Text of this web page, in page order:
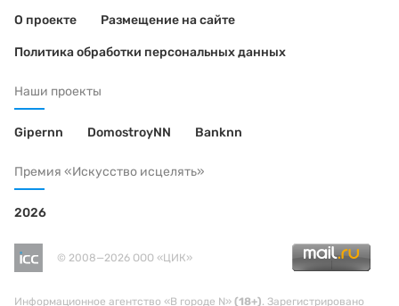
О проекте Размещение на сайте
Политика обработки персональных данных
Наши проекты
Gipernn DomostroyNN Banknn
Премия «Искусство исцелять»
2026
© 2008—2026 ООО «ЦИК»
Информационное агентство «В городе N» (18+). Зарегистрировано